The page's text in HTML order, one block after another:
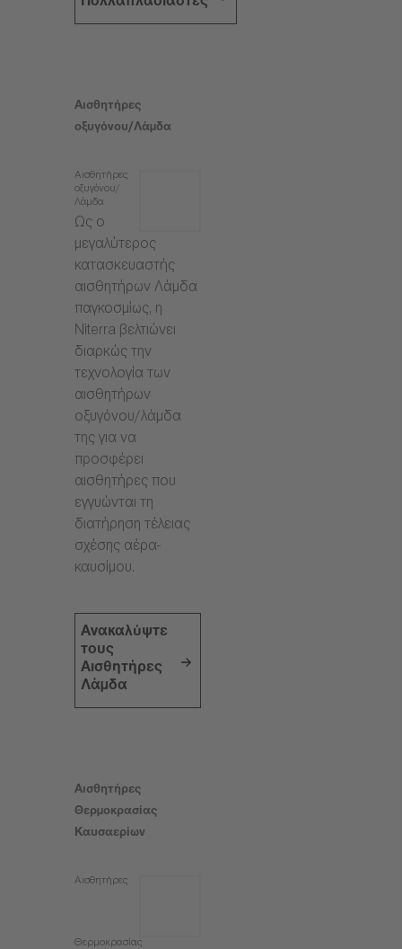
Πολλαπλασιαστές
Αισθητήρες
οξυγόνου/Λάμδα
Αισθητήρες
οξυγόνου/
Λάμδα
Ως ο
μεγαλύτερος
κατασκευαστής
αισθητήρων Λάμδα
παγκοσμίως, η
Niterra βελτιώνει
διαρκώς την
τεχνολογία των
αισθητήρων
οξυγόνου/λάμδα
της για να
προσφέρει
αισθητήρες που
εγγυώνται τη
διατήρηση τέλειας
σχέσης αέρα-
καυσίμου.
Ανακαλύψτε
τους
Αισθητήρες
Λάμδα
Αισθητήρες
Θερμοκρασίας
Καυσαερίων
Αισθητήρες
Θερμοκρασίας